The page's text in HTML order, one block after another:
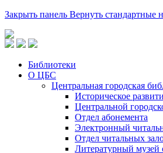
Закрыть панель Вернуть стандартные
Библиотеки
О ЦБС
Центральная городская
Историческое
Центральной
Отдел абонемента
Электронный
Отдел читальных
Литературный музей